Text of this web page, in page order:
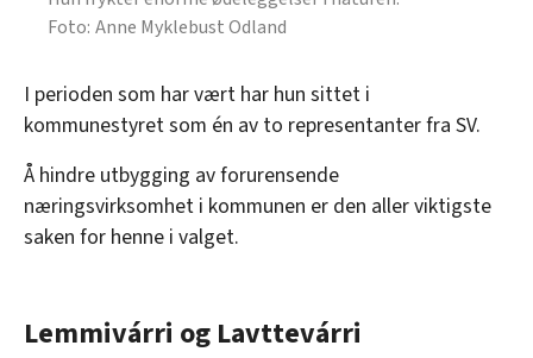
Anne Myklebust Odland
I perioden som har vært har hun sittet i
kommunestyret som én av to representanter fra SV.
Å hindre utbygging av forurensende
næringsvirksomhet i kommunen er den aller viktigste
saken for henne i valget.
Lemmivárri og Lavttevárri